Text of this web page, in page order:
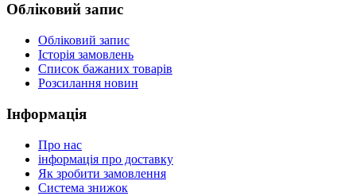
Обліковий запис
Обліковий запис
Історія замовлень
Список бажаних товарів
Розсилання новин
Інформація
Про нас
інформація про доставку
Як зробити замовлення
Система знижок